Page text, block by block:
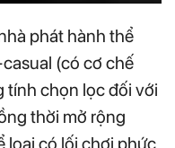
phát hành thể
(có cơ chế
tính chọn lọc đối với
thời mở rộng
loại có lối chơi phức